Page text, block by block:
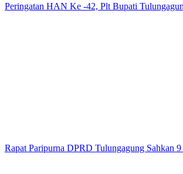
Peringatan HAN Ke -42, Plt Bupati
Rapat Paripurna DPRD Tulungagung Sahkan 9